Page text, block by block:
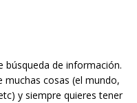
búsqueda de información.
cosas (el mundo,
y siempre quieres tener